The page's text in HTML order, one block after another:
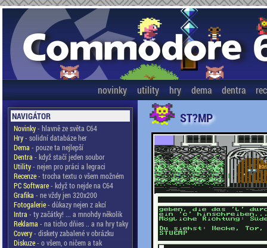
novinky utility hry dema dentra
NAVIGÁTOR
Novinky- hlavně ze světa C64
Hry- solidní databáze her
Dema - pouze ta nejlepší
Dentra - když stačí jeden soubor
Utility- nejen pro práci a legraci
Recenze- trocha textu o všem možném
PC Software- když to nejde na C64
Grafika - ne vždy jen 320x200
Fotogalerie- důkazy nejen z akcí
Intra - ty začátky! ... a mnohdy několik
Reklama - na ticho dňies .. a na hry taky
Covery- diskety zabalené v obrázku
Diskuze- o všem, o ničem a tak
ST?MP